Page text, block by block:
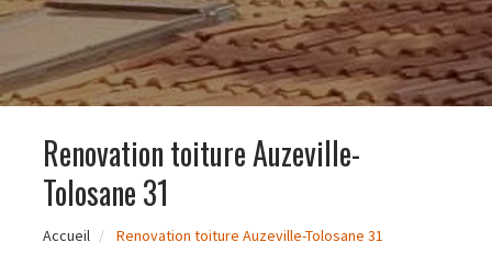
Renovation toiture Auzeville-
Tolosane 31
Accueil Renovation toiture Auzeville-Tolosane 31